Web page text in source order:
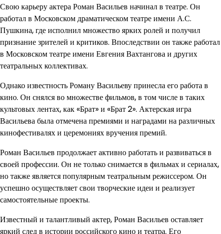
Свою карьеру актера Роман Васильев начинал в театре. Он
работал в Московском драматическом театре имени А.С.
Пушкина, где исполнил множество ярких ролей и получил
признание зрителей и критиков. Впоследствии он также работал
в Московском театре имени Евгения Вахтангова и других
театральных коллективах.
Однако известность Роману Васильеву принесла его работа в
кино. Он снялся во множестве фильмов, в том числе в таких
культовых лентах, как «Брат» и «Брат 2». Актерская игра
Васильева была отмечена премиями и наградами на различных
кинофестивалях и церемониях вручения премий.
Роман Васильев продолжает активно работать и развиваться в
своей профессии. Он не только снимается в фильмах и сериалах,
но также является популярным театральным режиссером. Он
успешно осуществляет свои творческие идеи и реализует
самостоятельные проекты.
Известный и талантливый актер, Роман Васильев оставляет
яркий след в истории российского кино и театра. Его